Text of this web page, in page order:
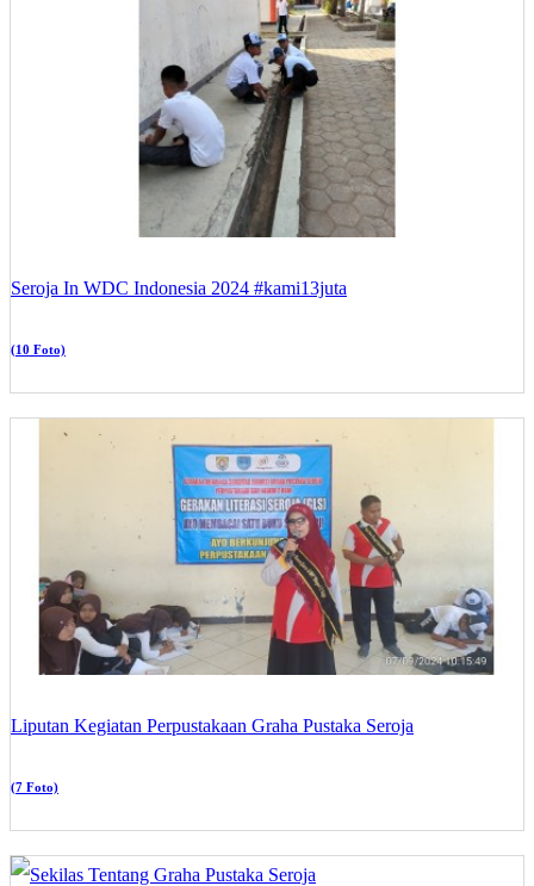
Seroja In WDC Indonesia 2024 #kami13juta
(10 Foto)
Liputan Kegiatan Perpustakaan Graha Pustaka Seroja
(7 Foto)